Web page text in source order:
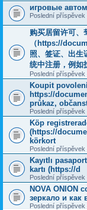
игровые
Poslední příspěvek
购买居留许可、
（https://
照、签证、出生
统中注册，例如
Poslední příspěvek
Koupit
https://
průkaz,
Poslední příspěvek
Köp
(https://
körkort
Poslední příspěvek
Kayıtlı
kartı (https://d
Poslední příspěvek
NOVA ONION
зеркало и как
Poslední příspěvek